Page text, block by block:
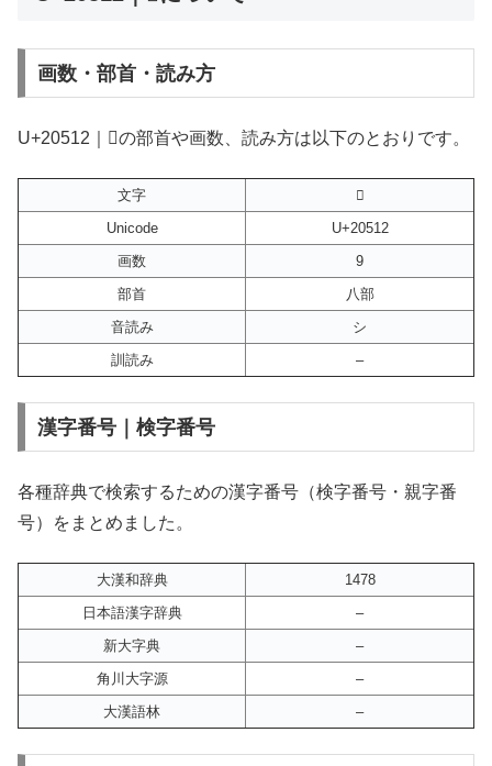
画数・部首・読み方
U+20512｜𠔒の部首や画数、読み方は以下のとおりです。
文字
𠔒
Unicode
U+20512
画数
9
部首
八部
音読み
シ
訓読み
–
漢字番号｜検字番号
各種辞典で検索するための漢字番号（検字番号・親字番
号）をまとめました。
大漢和辞典
1478
日本語漢字辞典
–
新大字典
–
角川大字源
–
大漢語林
–